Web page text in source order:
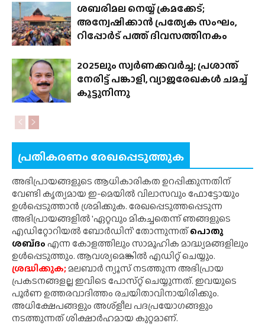
ശബരിമല നെയ്യ് ക്രമക്കേട്;
അന്വേഷിക്കാൻ പ്രത്യേക സംഘം,
റിപ്പോർട് പത്ത് ദിവസത്തിനകം
2025ലും സ്വർണക്കവർച്ച; പ്രശാന്ത്
നേരിട്ട് പങ്കാളി, വ്യാജരേഖകൾ ചമച്ച്
കൂട്ടുനിന്നു
പ്രതികരണം രേഖപ്പെടുത്തുക
അഭിപ്രായങ്ങളുടെ ആധികാരികത ഉറപ്പിക്കുന്നതിന്
വേണ്ടി കൃത്യമായ ഇ-മെയിൽ വിലാസവും ഫോട്ടോയും
ഉൾപ്പെടുത്താൻ ശ്രമിക്കുക. രേഖപ്പെടുത്തപ്പെടുന്ന
അഭിപ്രായങ്ങളിൽ 'ഏറ്റവും മികച്ചതെന്ന് ഞങ്ങളുടെ
എഡിറ്റോറിയൽ ബോർഡിന്' തോന്നുന്നത്പൊതു
ശബ്‌ദംഎന്ന കോളത്തിലും സാമൂഹിക മാദ്ധ്യമങ്ങളിലും
ഉൾപ്പെടുത്തും. ആവശ്യമെങ്കിൽ എഡിറ്റ് ചെയ്യും.
ശ്രദ്ധിക്കുക;മലബാർ ന്യൂസ് നടത്തുന്ന അഭിപ്രായ
പ്രകടനങ്ങളല്ല ഇവിടെ പോസ്‌റ്റ് ചെയ്യുന്നത്. ഇവയുടെ
പൂർണ ഉത്തരവാദിത്തം രചയിതാവിനായിരിക്കും.
അധിക്ഷേപങ്ങളും അശ്‌ളീല പദപ്രയോഗങ്ങളും
നടത്തുന്നത് ശിക്ഷാർഹമായ കുറ്റമാണ്.